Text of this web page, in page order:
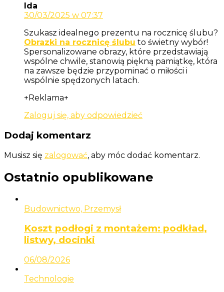
Ida
30/03/2025 w 07:37
Szukasz idealnego prezentu na rocznicę ślubu?
Obrazki na rocznicę ślubu to świetny wybór!
Spersonalizowane obrazy, które przedstawiają
wspólne chwile, stanowią piękną pamiątkę, która
na zawsze będzie przypominać o miłości i
wspólnie spędzonych latach.
+Reklama+
Zaloguj się, aby odpowiedzieć
Dodaj komentarz
Musisz się zalogować, aby móc dodać komentarz.
Ostatnio opublikowane
Budownictwo, Przemysł
Koszt podłogi z montażem: podkład,
listwy, docinki
06/08/2026
Technologie